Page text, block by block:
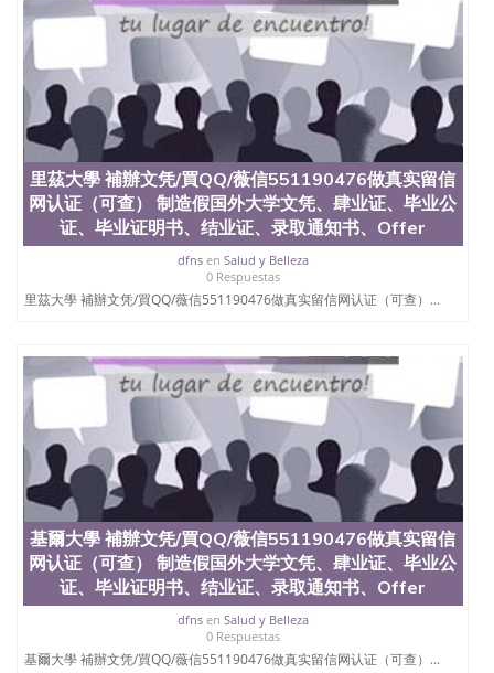
凭学历、美国文凭学历、澳洲文凭学历、加拿大文凭
学历、新西兰学历认证等q:551190476 微信：
551190476 圣何塞州立大学毕业证（San Jose State
University）圣何塞州立大学毕业证（San Jose State
University）圣何塞州立大学毕业证（San Jose State
University）圣何塞州立大学成绩单（San Jose State
University）圣何塞州立大学成绩单（ San Jose State
University）圣何塞州立大学成绩单（San Jose State
University）成绩单圣何塞州立大学文凭（San Jose
State University）圣何塞州立大学（San Jose State
University）圣何塞州立大学（San Jose State
University）圣何塞州立大学（ San Jose State
University）圣何塞州立大学（San Jose State
University）圣何塞州立大学文凭（San Jose State
University）圣何塞州立大学文凭（San Jose State
State University）圣何塞州立大学学历（San Jose
State University）圣何塞州立大学学历（San Jose
State University）圣 塞州立大学学历（San Jose
State University）圣何塞州立大学（San Jose State
University）圣何塞州立大学（San Jose State
University）圣何塞州立大学（San Jose State
University）圣何塞州立大学（San Jose State
University）圣何塞州立大学学位证（San Jose State
University）圣何塞州立大学学位证（San Jose State
University）圣何塞州立大学学位证（San Jose State
University）圣何塞州立大学（San Jose State
University）圣何塞州立大学（San Jose State
University）圣何塞州立大学（San Jose State
University）圣何塞州立大学（San Jose State
University）圣何塞州立大学学位证（San Jose State
里茲大學 補辦文凭/買QQ/薇信551190476做真实留信
网认证（可查） 制造假国外大学文凭、肆业证、毕业公
证、毕业证明书、结业证、录取通知书、Offer
dfnsen Salud y Belleza
0 Respuestas
里茲大學 補辦文凭/買QQ/薇信551190476做真实留信网认证（可查）...
基爾大學 補辦文凭/買QQ/薇信551190476做真实留信
网认证（可查） 制造假国外大学文凭、肆业证、毕业公
证、毕业证明书、结业证、录取通知书、Offer
dfnsen Salud y Belleza
0 Respuestas
基爾大學 補辦文凭/買QQ/薇信551190476做真实留信网认证（可查）...